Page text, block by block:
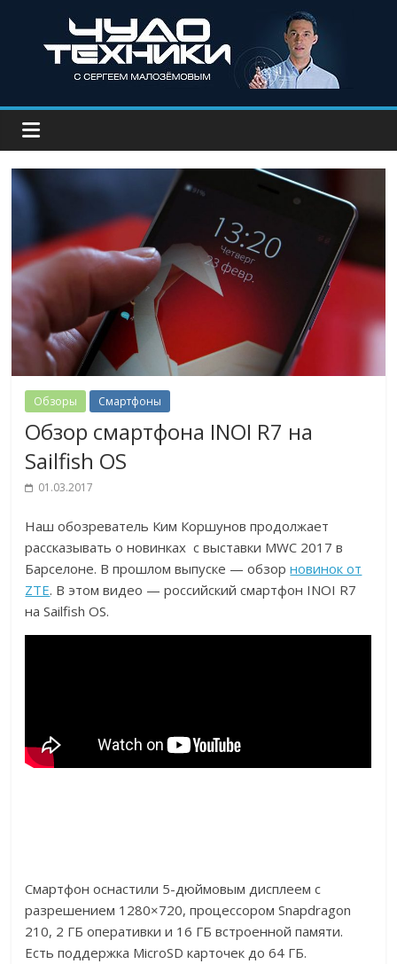
Обзоры Смартфоны
Обзор смартфона INOI R7 на
Sailfish OS
01.03.2017
Наш обозреватель Ким Коршунов продолжает
рассказывать о новинках с выставки MWC 2017 в
Барселоне. В прошлом выпуске — обзорновинок от
ZTE. В этом видео — российский смартфон INOI R7
на Sailfish OS.
Смартфон оснастили 5-дюймовым дисплеем с
разрешением 1280×720, процессором Snapdragon
210, 2 ГБ оперативки и 16 ГБ встроенной памяти.
Есть поддержка MicroSD карточек до 64 ГБ.